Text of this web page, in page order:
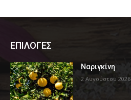
ΕΠΙΛΟΓΕΣ
Ναριγκίνη
2 Αυγούστου 2026